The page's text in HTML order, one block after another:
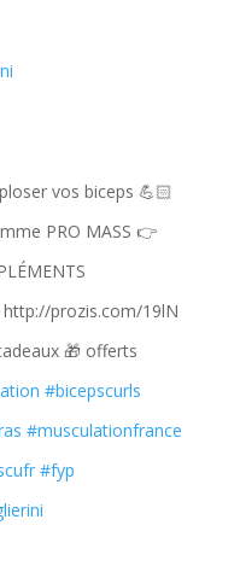
vos biceps 💪🏻
PRO MASS 👉
http://prozis.com/19lN​
🎁 offerts
#bicepscurls
#musculationfrance
#fyp